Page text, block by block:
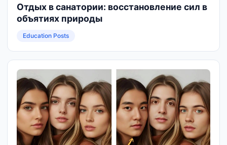
Отдых в санатории: восстановление сил в
объятиях природы
Education Posts